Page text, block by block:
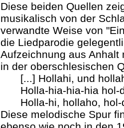
Diese beiden Quellen
musikalisch von der
verwandte Weise von
die Liedparodie
Aufzeichnung aus Anhalt
in der oberschlesischen
[...] Hollahi, und
Holla-hia-hia-hia hol-
Holla-hi, hollaho,
Diese melodische Spur